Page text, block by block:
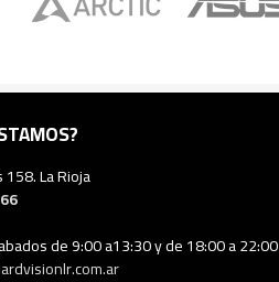
La Rioja
de 9:00 a13:30 y de 18:00 a 22:00